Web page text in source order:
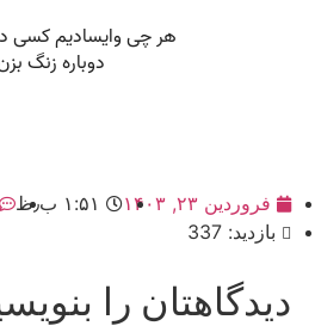
فروردین ۲۳, ۱۴۰۳ ۱:۵۱ ب٫ظ
بازدید: 337
دیدگاهتان را